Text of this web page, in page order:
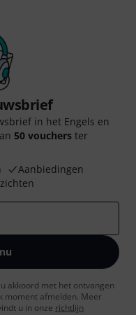
in het Engels en
50 vouchers ter
Aanbiedingen
akkoord met het ontvangen
moment afmelden. Meer
u in onze richtlijn